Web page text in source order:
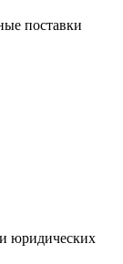
поставки
юридических